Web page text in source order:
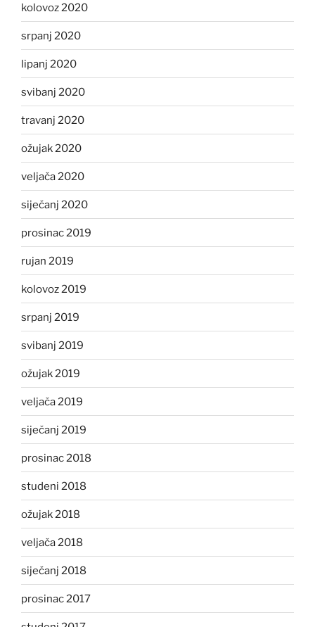
kolovoz 2020
srpanj 2020
lipanj 2020
svibanj 2020
travanj 2020
ožujak 2020
veljača 2020
siječanj 2020
prosinac 2019
rujan 2019
kolovoz 2019
srpanj 2019
svibanj 2019
ožujak 2019
veljača 2019
siječanj 2019
prosinac 2018
studeni 2018
ožujak 2018
veljača 2018
siječanj 2018
prosinac 2017